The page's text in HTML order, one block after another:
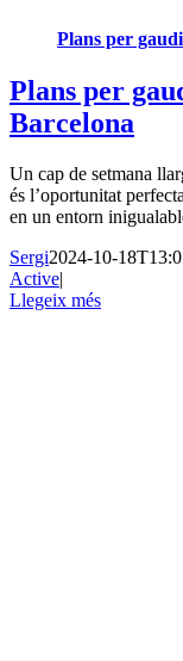
Plans per
Plans per
Barcelona
Un cap de setmana
és l’oportunitat
en un entorn
Sergi2024-10-
Active|
Llegeix més